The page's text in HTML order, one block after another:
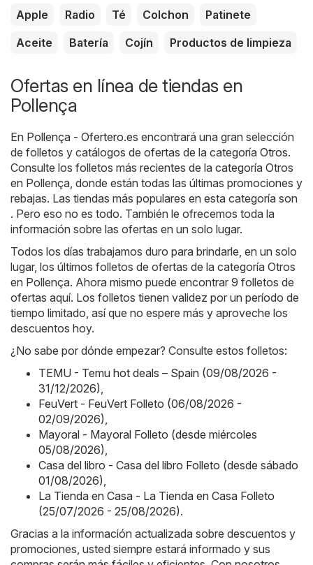
Apple Radio Té Colchon
Patinete
Aceite
Batería Cojín Productos de limpieza
Ofertas en línea de tiendas en
Pollença
En Pollença - Ofertero.es encontrará una gran selección
de folletos y catálogos de ofertas de la categoría Otros.
Consulte los folletos más recientes de la categoría Otros
en Pollença, donde están todas las últimas promociones y
rebajas. Las tiendas más populares en esta categoría son
. Pero eso no es todo. También le ofrecemos toda la
información sobre las ofertas en un solo lugar.
Todos los días trabajamos duro para brindarle, en un solo
lugar, los últimos folletos de ofertas de la categoría Otros
en Pollença. Ahora mismo puede encontrar 9 folletos de
ofertas aquí. Los folletos tienen validez por un período de
tiempo limitado, así que no espere más y aproveche los
descuentos hoy.
¿No sabe por dónde empezar? Consulte estos folletos:
TEMU - Temu hot deals – Spain (09/08/2026 -
31/12/2026),
FeuVert - FeuVert Folleto (06/08/2026 -
02/09/2026),
Mayoral - Mayoral Folleto (desde miércoles
05/08/2026),
Casa del libro - Casa del libro Folleto (desde sábado
01/08/2026),
La Tienda en Casa - La Tienda en Casa Folleto
(25/07/2026 - 25/08/2026).
Gracias a la información actualizada sobre descuentos y
promociones, usted siempre estará informado y sus